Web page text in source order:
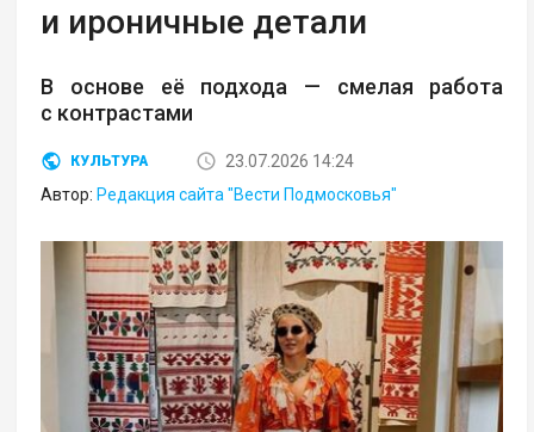
и ироничные детали
В основе её подхода — смелая работа
с контрастами
КУЛЬТУРА
23.07.2026 14:24
Автор: Редакция сайта "Вести Подмосковья"